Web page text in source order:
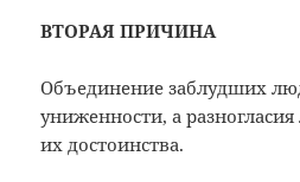
ВТОРАЯ ПРИЧИНА
Объединение заблудших
униженности, а
их достоинства.